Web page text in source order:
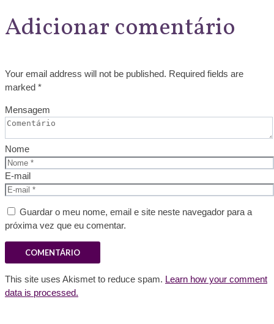
Adicionar comentário
Your email address will not be published. Required fields are
marked *
Mensagem
Nome
E-mail
Guardar o meu nome, email e site neste navegador para a
próxima vez que eu comentar.
This site uses Akismet to reduce spam. Learn how your comment
data is processed.